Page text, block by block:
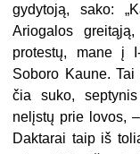
gydytoją, sako:
Ariogalos
protestų, mane į
Soboro Kaune.
čia suko,
nelįstų prie lovos,
Daktarai taip iš